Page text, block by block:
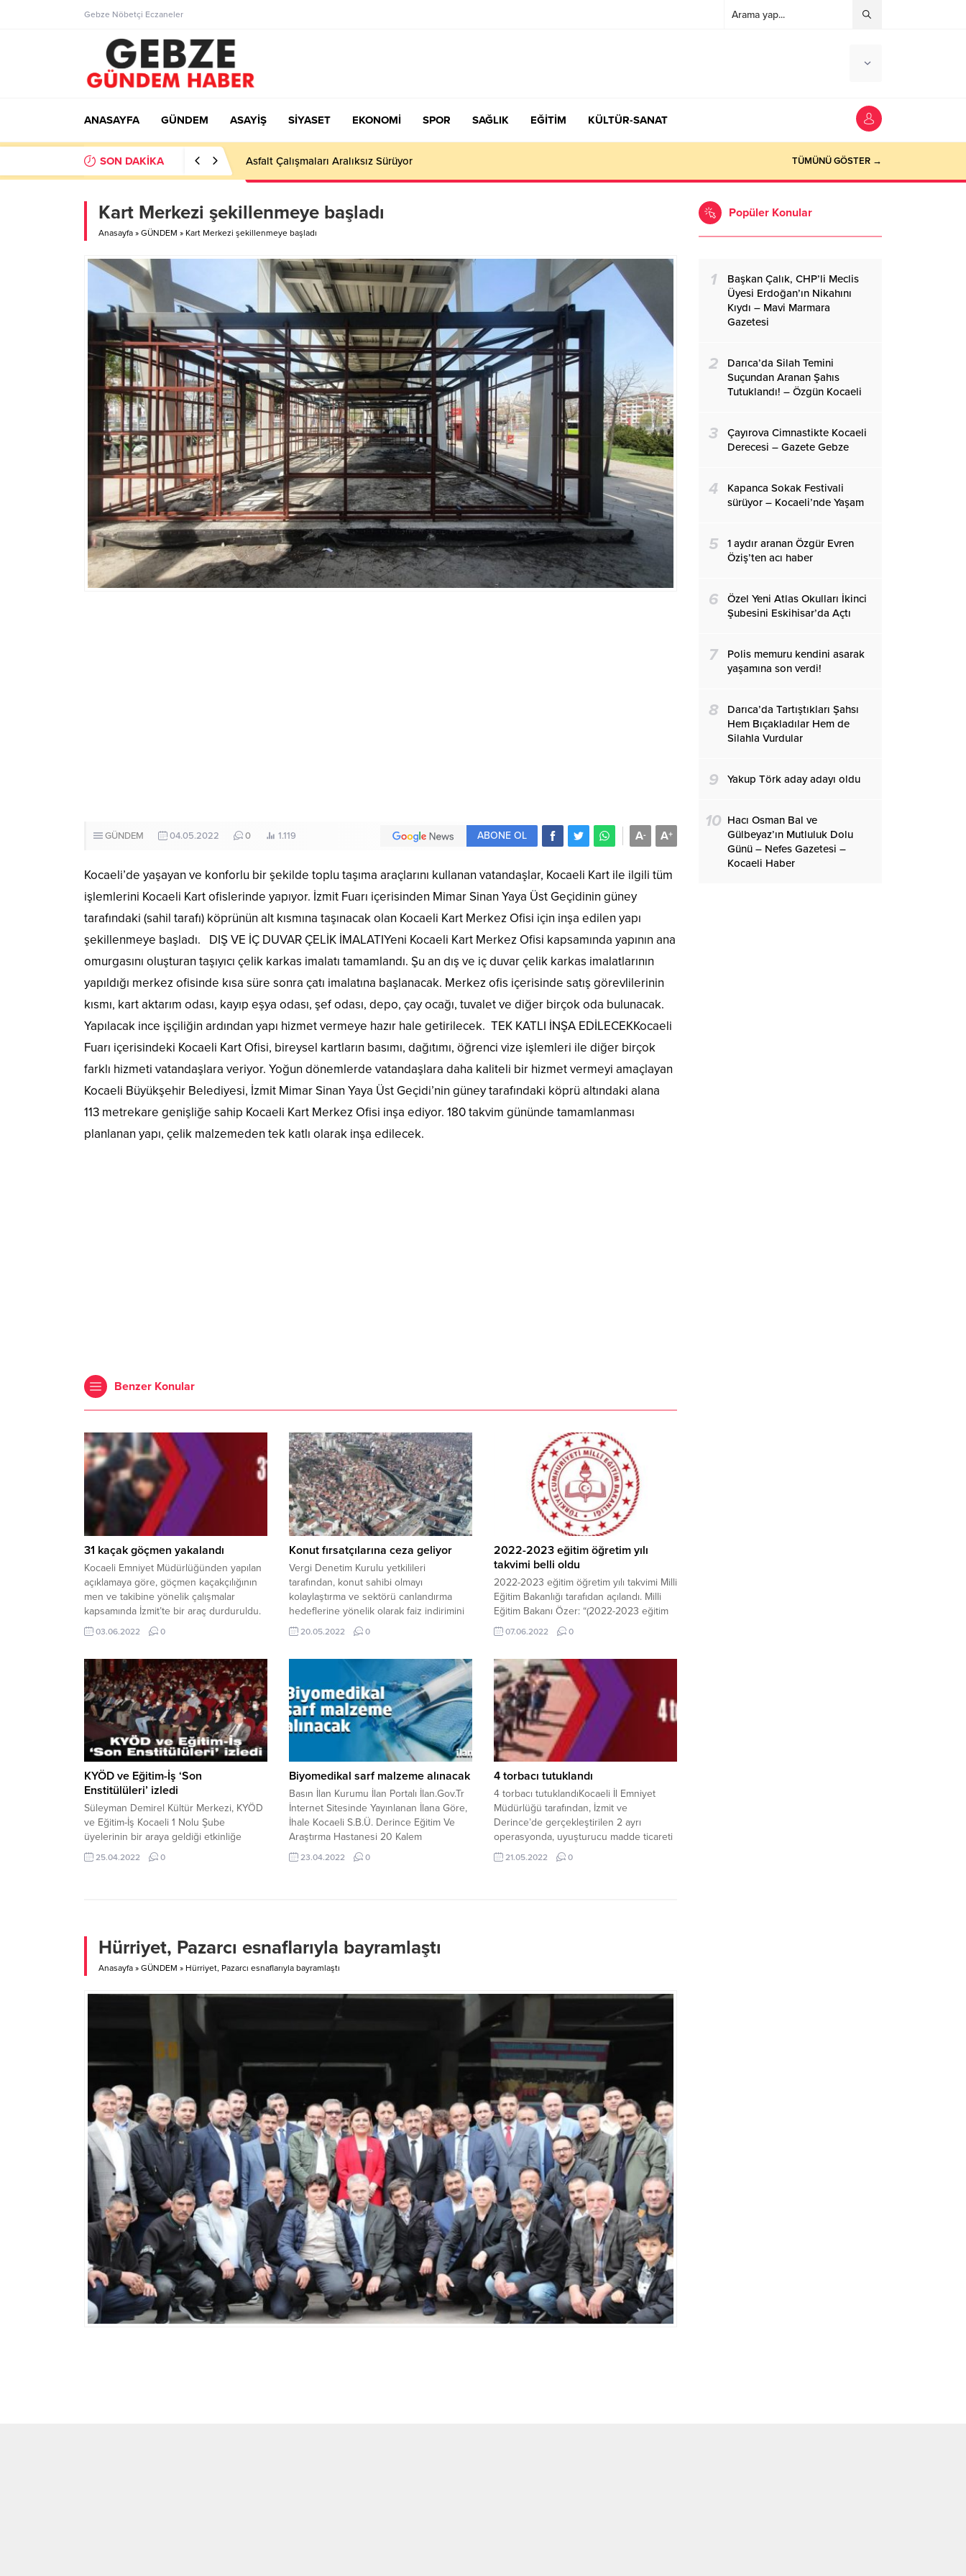
Gebze Nöbetçi Eczaneler
ANASAYFA GÜNDEM ASAYİŞ SİYASET EKONOMİ SPOR SAĞLIK EĞİTİM KÜLTÜR-SANAT
SON DAKİKA Ortaöğretime Geçiş Tercih ve Yerleştirme Kılavuzu yayımlandı – Nefes Gazetesi – Kocaeli Haber TÜMÜNÜ GÖSTER →
Kart Merkezi şekillenmeye başladı
Anasayfa » GÜNDEM » Kart Merkezi şekillenmeye başladı
GÜNDEM 04.05.2022 0 1.119 A+
A-
ABONE OL
Kocaeli’de yaşayan ve konforlu bir şekilde toplu taşıma araçlarını kullanan vatandaşlar, Kocaeli Kart ile ilgili tüm
işlemlerini Kocaeli Kart ofislerinde yapıyor. İzmit Fuarı içerisinden Mimar Sinan Yaya Üst Geçidinin güney
tarafındaki (sahil tarafı) köprünün alt kısmına taşınacak olan Kocaeli Kart Merkez Ofisi için inşa edilen yapı
şekillenmeye başladı. DIŞ VE İÇ DUVAR ÇELİK İMALATIYeni Kocaeli Kart Merkez Ofisi kapsamında yapının ana
omurgasını oluşturan taşıyıcı çelik karkas imalatı tamamlandı. Şu an dış ve iç duvar çelik karkas imalatlarının
yapıldığı merkez ofisinde kısa süre sonra çatı imalatına başlanacak. Merkez ofis içerisinde satış görevlilerinin
kısmı, kart aktarım odası, kayıp eşya odası, şef odası, depo, çay ocağı, tuvalet ve diğer birçok oda bulunacak.
Yapılacak ince işçiliğin ardından yapı hizmet vermeye hazır hale getirilecek. TEK KATLI İNŞA EDİLECEKKocaeli
Fuarı içerisindeki Kocaeli Kart Ofisi, bireysel kartların basımı, dağıtımı, öğrenci vize işlemleri ile diğer birçok
farklı hizmeti vatandaşlara veriyor. Yoğun dönemlerde vatandaşlara daha kaliteli bir hizmet vermeyi amaçlayan
Kocaeli Büyükşehir Belediyesi, İzmit Mimar Sinan Yaya Üst Geçidi’nin güney tarafındaki köprü altındaki alana
113 metrekare genişliğe sahip Kocaeli Kart Merkez Ofisi inşa ediyor. 180 takvim gününde tamamlanması
planlanan yapı, çelik malzemeden tek katlı olarak inşa edilecek.
Benzer Konular
31 kaçak göçmen yakalandı
Kocaeli Emniyet Müdürlüğünden yapılan
açıklamaya göre, göçmen kaçakçılığının
men ve takibine yönelik çalışmalar
kapsamında İzmit’te bir araç durduruldu.
Araçta 31 düzensiz göçmen bulunduğu
tespit eden ekipler, söz konusu kişileri
teslim etti. Sürücü A.P, “Göçmen
Kaçakçılığı Suçu” kapsamında gözaltına
alındı. Haber: AA
03.06.2022 0
Konut fırsatçılarına ceza geliyor
Vergi Denetim Kurulu yetkilileri
tarafından, konut sahibi olmayı
kolaylaştırma ve sektörü canlandırma
hedeflerine yönelik olarak faiz indirimini
fırsata çevirip, fahiş fiyat artışları yaparak
vatandaşların mağduriyetine sebebiyet
açanlara müsamaha gösterilmeyeceği,
vatandaşları korumak için fırsatçılara
yönelik her türlü önlemin alınacağı
kaydedildi. Bu amaçla, Kurul bünyesinde
oluşturulan...
20.05.2022 0
2022-2023 eğitim öğretim yılı
takvimi belli oldu
2022-2023 eğitim öğretim yılı takvimi Milli
Eğitim Bakanlığı tarafıdan açılandı. Milli
Eğitim Bakanı Özer: “(2022-2023 eğitim
yılı) 14-18 Kasım 2022’de birinci, 17-20
Nisan 2023’te ikinci ara tatili yapacağız.
birleştirdik. Okullar 12 Eylül 2022’de
açılacak, 16 Haziran 2023’te kapanacak”
dedi. Tatil tarihleri ise şu şekilde:1.
Dönem Ara...
07.06.2022 0
KYÖD ve Eğitim-İş ‘Son
Enstitülüleri’ izledi
Süleyman Demirel Kültür Merkezi, KYÖD
ve Eğitim-İş Kocaeli 1 Nolu Şube
üyelerinin bir araya geldiği etkinliğe
sahne oldu. Etkinlik kapsamında köy
enstitülerinin hizmet verdiği döneme ait
insanlara neler kattığına ve kapatılma...
25.04.2022 0
Biyomedikal sarf malzeme alınacak
Basın İlan Kurumu İlan Portalı İlan.Gov.Tr
İnternet Sitesinde Yayınlanan İlana Göre,
İhale Kocaeli S.B.Ü. Derince Eğitim Ve
Araştırma Hastanesi 20 Kalem
Biyomedikal Sarf Malzeme
Alımı alımı 29.04.2022 saat:14.00’da
23.04.2022 0
4 torbacı tutuklandı
4 torbacı tutuklandıKocaeli İl Emniyet
Müdürlüğü tarafından, İzmit ve
Derince’de gerçekleştirilen 2 ayrı
operasyonda, uyuşturucu madde ticareti
yaptıkları tespit edilen 6 kişi gözaltına
alındı. Adli mercilere sevk edilen
21.05.2022 0
Hürriyet, Pazarcı esnaflarıyla bayramlaştı
Anasayfa » GÜNDEM » Hürriyet, Pazarcı esnaflarıyla bayramlaştı
Popüler Konular
1
Başkan Çalık, CHP’li Meclis
Üyesi Erdoğan’ın Nikahını
Kıydı – Mavi Marmara
Gazetesi
2
Darıca’da Silah Temini
Suçundan Aranan Şahıs
Tutuklandı! – Özgün Kocaeli
3
Çayırova Cimnastikte Kocaeli
Derecesi – Gazete Gebze
4
Kapanca Sokak Festivali
sürüyor – Kocaeli’nde Yaşam
5
1 aydır aranan Özgür Evren
Öziş’ten acı haber
6
Özel Yeni Atlas Okulları İkinci
Şubesini Eskihisar’da Açtı
7
Polis memuru kendini asarak
yaşamına son verdi!
8
Darıca’da Tartıştıkları Şahsı
Hem Bıçakladılar Hem de
Silahla Vurdular
9 Yakup Törk aday adayı oldu
10 Hacı Osman Bal ve
Gülbeyaz’ın Mutluluk Dolu
Günü – Nefes Gazetesi –
Kocaeli Haber